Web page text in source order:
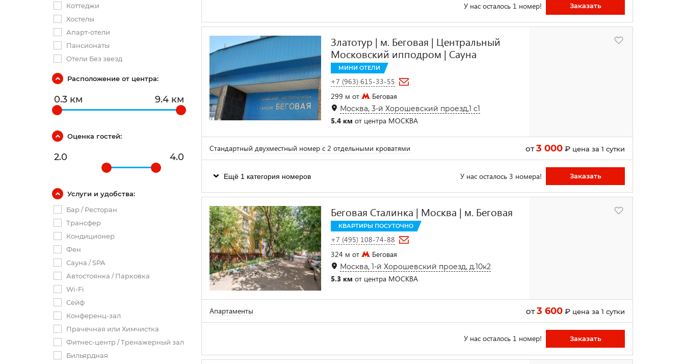
У нас осталось 1 номер! Заказать
Златотур | м. Беговая | Центральный
Московский ипподром | Сауна
МИНИ ОТЕЛИ
+7 (963) 615-33-55
299 м от
Беговая
Москва, 3-й Хорошевский проезд,1 с1
5.4 км от центра МОСКВА
Стандартный двухместный номер с 2 отдельными кроватями от3 000₽ цена за 1 сутки
Ещё 1 категория номеров У нас осталось 3 номера! Заказать
Беговая Сталинка | Москва | м. Беговая
КВАРТИРЫ ПОСУТОЧНО
+7 (495) 108-74-88
324 м от
Беговая
Москва, 1-й Хорошевский проезд, д.10к2
5.3 км от центра МОСКВА
Апартаменты от3 600₽ цена за 1 сутки
У нас осталось 1 номер! Заказать
Коттеджи
Хостелы
Апарт-отели
Пансионаты
Отели Без звезд
Расположение от центра:
0.3 км 9.4 км
Оценка гостей:
2.0 4.0
Услуги и удобства:
Бар / Ресторан
Трансфер
Кондиционер
Фен
Сауна / SPA
Автостоянка / Парковка
Wi-Fi
Сейф
Конференц-зал
Прачечная или Химчистка
Фитнес-центр / Тренажерный зал
Бильярдная